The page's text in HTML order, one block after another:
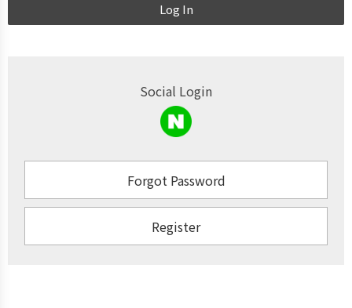
Log In
Social Login
Forgot Password
Register